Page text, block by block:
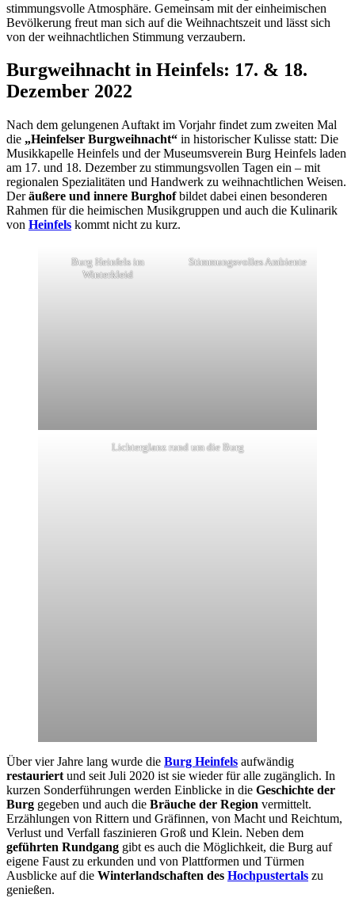
stimmungsvolle Atmosphäre. Gemeinsam mit der einheimischen
Bevölkerung freut man sich auf die Weihnachtszeit und lässt sich
von der weihnachtlichen Stimmung verzaubern.
Burgweihnacht in Heinfels: 17. & 18.
Dezember 2022
Nach dem gelungenen Auftakt im Vorjahr findet zum zweiten Mal
die „Heinfelser Burgweihnacht“ in historischer Kulisse statt: Die
Musikkapelle Heinfels und der Museumsverein Burg Heinfels laden
am 17. und 18. Dezember zu stimmungsvollen Tagen ein – mit
regionalen Spezialitäten und Handwerk zu weihnachtlichen Weisen.
Deräußere und innere Burghofbildet dabei einen besonderen
Rahmen für die heimischen Musikgruppen und auch die Kulinarik
von Heinfels kommt nicht zu kurz.
Burg Heinfels im
Winterkleid
Stimmungsvolles Ambiente
Lichterglanz rund um die Burg
Über vier Jahre lang wurde die Burg Heinfels aufwändig
restauriert und seit Juli 2020 ist sie wieder für alle zugänglich. In
kurzen Sonderführungen werden Einblicke in die Geschichte der
Burg gegeben und auch die Bräuche der Region vermittelt.
Erzählungen von Rittern und Gräfinnen, von Macht und Reichtum,
Verlust und Verfall faszinieren Groß und Klein. Neben dem
geführten Rundgang gibt es auch die Möglichkeit, die Burg auf
eigene Faust zu erkunden und von Plattformen und Türmen
Ausblicke auf die Winterlandschaften des Hochpustertals zu
genießen.